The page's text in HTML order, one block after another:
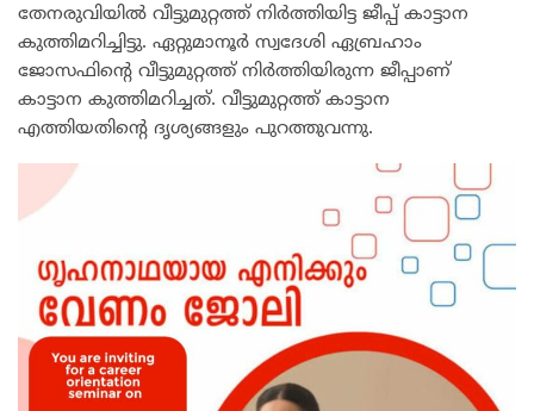
തേനരുവിയില്‍ വീട്ടുമുറ്റത്ത് നിര്‍ത്തിയിട്ട ജീപ്പ് കാട്ടാന
കുത്തിമറിച്ചിട്ടു. ഏറ്റുമാനൂര്‍ സ്വദേശി ഏബ്രഹാം
ജോസഫിന്റെ വീട്ടുമുറ്റത്ത് നിർത്തിയിരുന്ന ജീപ്പാണ്
കാട്ടാന കുത്തിമറിച്ചത്. വീട്ടുമുറ്റത്ത് കാട്ടാന
എത്തിയതിന്റെ ദൃശ്യങ്ങളും പുറത്തുവന്നു.